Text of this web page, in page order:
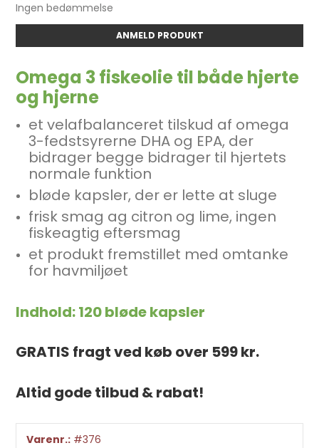
Ingen bedømmelse
ANMELD PRODUKT
Omega 3 fiskeolie til både hjerte
og hjerne
et velafbalanceret tilskud af omega
3-fedstsyrerne DHA og EPA, der
bidrager begge bidrager til hjertets
normale funktion
bløde kapsler, der er lette at sluge
frisk smag ag citron og lime, ingen
fiskeagtig eftersmag
et produkt fremstillet med omtanke
for havmiljøet
Indhold: 120 bløde kapsler
GRATIS fragt ved køb over 599 kr.
Altid gode tilbud & rabat!
Varenr.: #376